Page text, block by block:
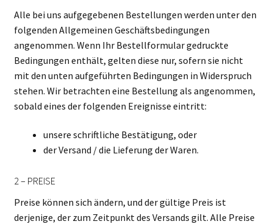
Alle bei uns aufgegebenen Bestellungen werden unter den
folgenden Allgemeinen Geschäftsbedingungen
angenommen. Wenn Ihr Bestellformular gedruckte
Bedingungen enthält, gelten diese nur, sofern sie nicht
mit den unten aufgeführten Bedingungen in Widerspruch
stehen. Wir betrachten eine Bestellung als angenommen,
sobald eines der folgenden Ereignisse eintritt:
unsere schriftliche Bestätigung, oder
der Versand / die Lieferung der Waren.
2 – PREISE
Preise können sich ändern, und der gültige Preis ist
derjenige, der zum Zeitpunkt des Versands gilt. Alle Preise